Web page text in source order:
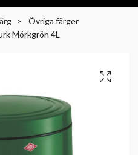
Övriga färger
Mörkgrön 4L